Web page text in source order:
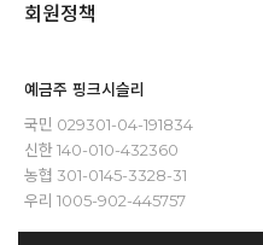
회원정책
예금주 핑크시슬리
국민 029301-04-191834
신한 140-010-432360
농협 301-0145-3328-31
우리 1005-902-445757